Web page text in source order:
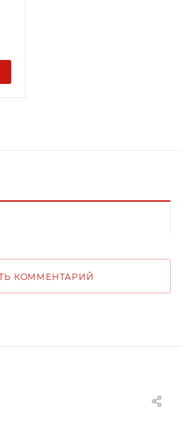
КОММЕНТАРИЙ